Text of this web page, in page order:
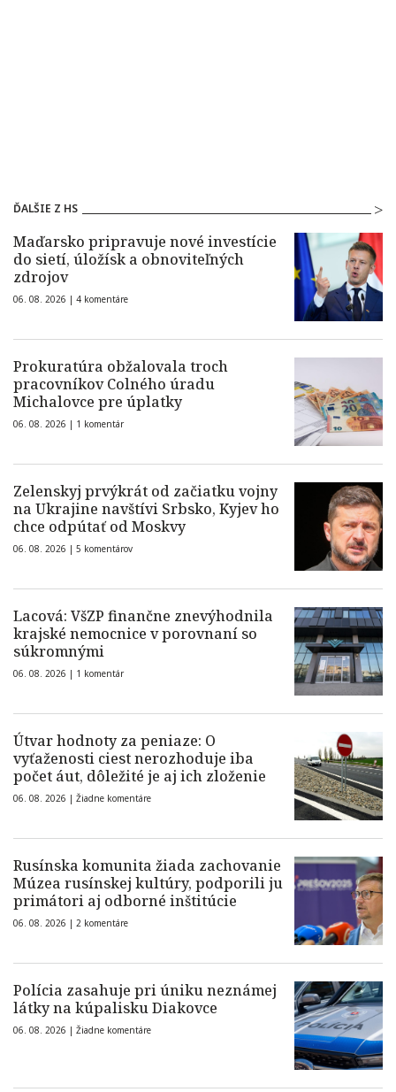
ĎALŠIE Z HS
Maďarsko pripravuje nové investície
do sietí, úložísk a obnoviteľných
zdrojov
06. 08. 2026 | 4 komentáre
Prokuratúra obžalovala troch
pracovníkov Colného úradu
Michalovce pre úplatky
06. 08. 2026 | 1 komentár
Zelenskyj prvýkrát od začiatku vojny
na Ukrajine navštívi Srbsko, Kyjev ho
chce odpútať od Moskvy
06. 08. 2026 | 5 komentárov
Lacová: VšZP finančne znevýhodnila
krajské nemocnice v porovnaní so
súkromnými
06. 08. 2026 | 1 komentár
Útvar hodnoty za peniaze: O
vyťaženosti ciest nerozhoduje iba
počet áut, dôležité je aj ich zloženie
06. 08. 2026 | Žiadne komentáre
Rusínska komunita žiada zachovanie
Múzea rusínskej kultúry, podporili ju
primátori aj odborné inštitúcie
06. 08. 2026 | 2 komentáre
Polícia zasahuje pri úniku neznámej
látky na kúpalisku Diakovce
06. 08. 2026 | Žiadne komentáre